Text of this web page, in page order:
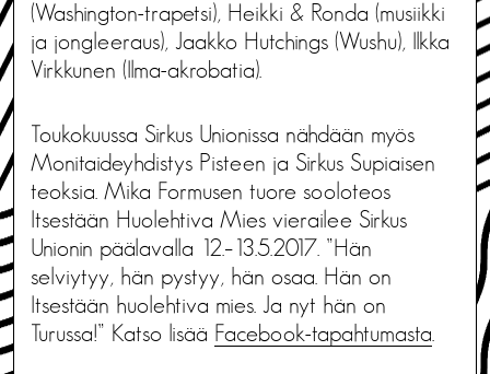
(Washington-trapetsi), Heikki & Ronda (musiikki
ja jongleeraus), Jaakko Hutchings (Wushu), Ilkka
Virkkunen (Ilma-akrobatia).
Toukokuussa Sirkus Unionissa nähdään myös
Monitaideyhdistys Pisteen ja Sirkus Supiaisen
teoksia. Mika Formusen tuore sooloteos
Itsestään Huolehtiva Mies vierailee Sirkus
Unionin päälavalla 12.–13.5.2017. ”Hän
selviytyy, hän pystyy, hän osaa. Hän on
Itsestään huolehtiva mies. Ja nyt hän on
Turussa!” Katso lisää Facebook-tapahtumasta